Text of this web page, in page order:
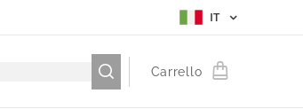
IT
Carrello